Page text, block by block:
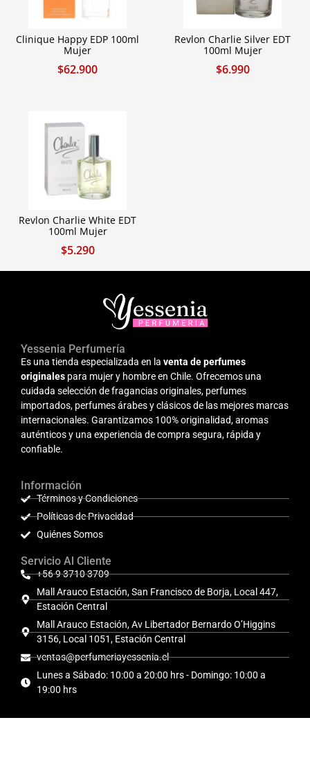
Clinique Happy EDP 100ml
Mujer
$62.900
Revlon Charlie Silver EDT
100ml Mujer
$6.990
Revlon Charlie White EDT
100ml Mujer
$5.290
Yessenia Perfumería
Es una tienda especializada en la venta de perfumes
originales para mujer y hombre en Chile. Ofrecemos una
cuidada selección de fragancias originales, perfumes
importados, perfumes árabes y clásicos de las mejores marcas
internacionales. Garantizamos 100% originalidad, aromas
auténticos y una experiencia de compra segura, rápida y
confiable.
Información
Términos y Condiciones
Políticas de Privacidad
Quiénes Somos
Servicio Al Cliente
+56 9 3710 3709
Mall Arauco Estación, San Francisco de Borja, Local 447,
Estación Central
Mall Arauco Estación, Av Libertador Bernardo O’Higgins
3156, Local 1051, Estación Central
ventas@perfumeriayessenia.cl
Lunes a Sábado: 10:00 a 20:00 hrs - Domingo: 10:00 a
19:00 hrs